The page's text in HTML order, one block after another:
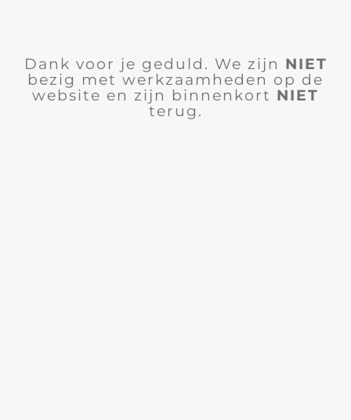
Dank voor je geduld. We zijn NIET
bezig met werkzaamheden op de
website en zijn binnenkort NIET
terug.